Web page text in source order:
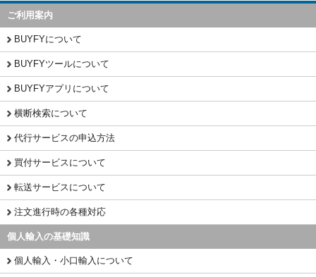
ご利用案内
BUYFYについて
BUYFYツールについて
BUYFYアプリについて
横断検索について
代行サービスの申込方法
買付サービスについて
転送サービスについて
注文進行時の各種対応
個人輸入の基礎知識
個人輸入・小口輸入について